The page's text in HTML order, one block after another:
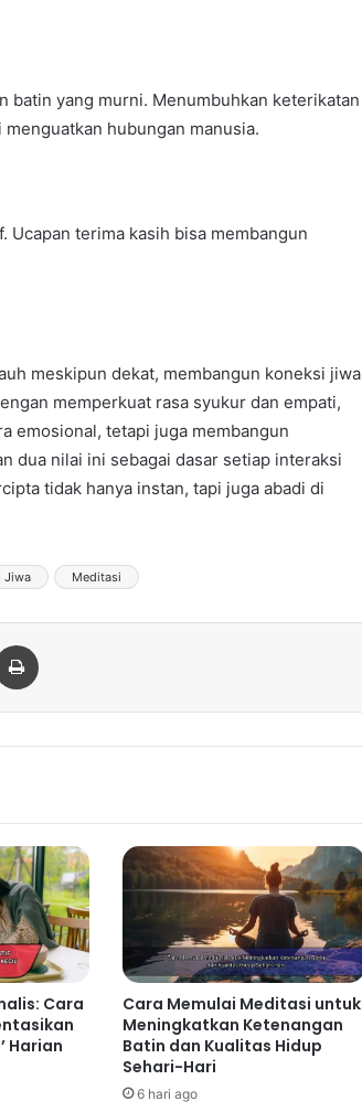
batin yang murni. Menumbuhkan keterikatan
hubungan manusia.
Ucapan terima kasih bisa membangun
meskipun dekat, membangun koneksi jiwa
memperkuat rasa syukur dan empati,
emosional, tetapi juga membangun
dua nilai ini sebagai dasar setiap interaksi
tidak hanya instan, tapi juga abadi di
Jiwa Meditasi
Cara
Harian
Cara Memulai Meditasi untuk
Meningkatkan Ketenangan
Batin dan Kualitas Hidup
Sehari-Hari
6 hari ago